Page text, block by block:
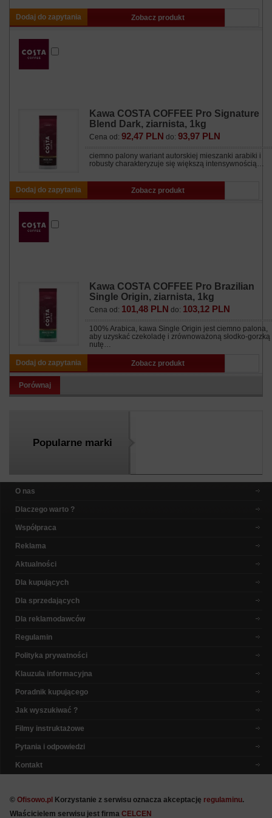
Dodaj do zapytania Zobacz produkt
Kawa COSTA COFFEE Pro Signature
Blend Dark, ziarnista, 1kg
Cena od: 92,47 PLN do: 93,97 PLN
ciemno palony wariant autorskiej mieszanki arabiki i
robusty charakteryzuje się większą intensywnością…
Dodaj do zapytania Zobacz produkt
Kawa COSTA COFFEE Pro Brazilian
Single Origin, ziarnista, 1kg
Cena od: 101,48 PLN do: 103,12 PLN
100% Arabica, kawa Single Origin jest ciemno palona,
aby uzyskać czekoladę i zrównoważoną słodko-gorzką
nutę…
Dodaj do zapytania Zobacz produkt
Porównaj
Popularne marki
O nas
Dlaczego warto ?
Współpraca
Reklama
Aktualności
Dla kupujących
Dla sprzedających
Dla reklamodawców
Regulamin
Polityka prywatności
Klauzula informacyjna
Poradnik kupującego
Jak wyszukiwać ?
Filmy instruktażowe
Pytania i odpowiedzi
Kontakt
© Ofisowo.pl Korzystanie z serwisu oznacza akceptację regulaminu.
Właścicielem serwisu jest firma CELCEN